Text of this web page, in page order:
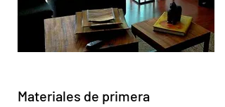
Materiales de primera